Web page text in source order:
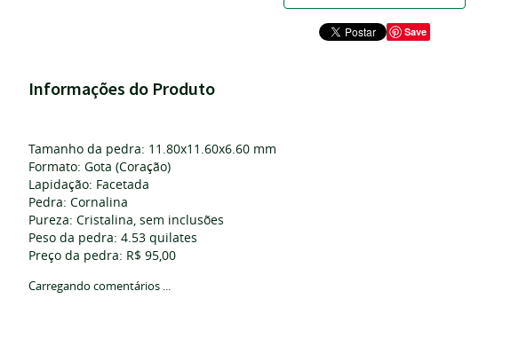
Save
Informações do Produto
Tamanho da pedra: 11.80x11.60x6.60 mm
Formato: Gota (Coração)
Lapidação: Facetada
Pedra: Cornalina
Pureza: Cristalina, sem inclusões
Peso da pedra: 4.53 quilates
Preço da pedra: R$ 95,00
Carregando comentários ...